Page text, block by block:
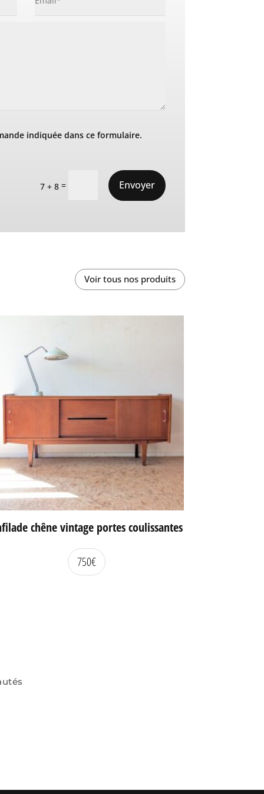
indiquée dans ce formulaire.
7 + 8 = Envoyer
Voir tous nos produits
chêne vintage portes coulissantes
750€